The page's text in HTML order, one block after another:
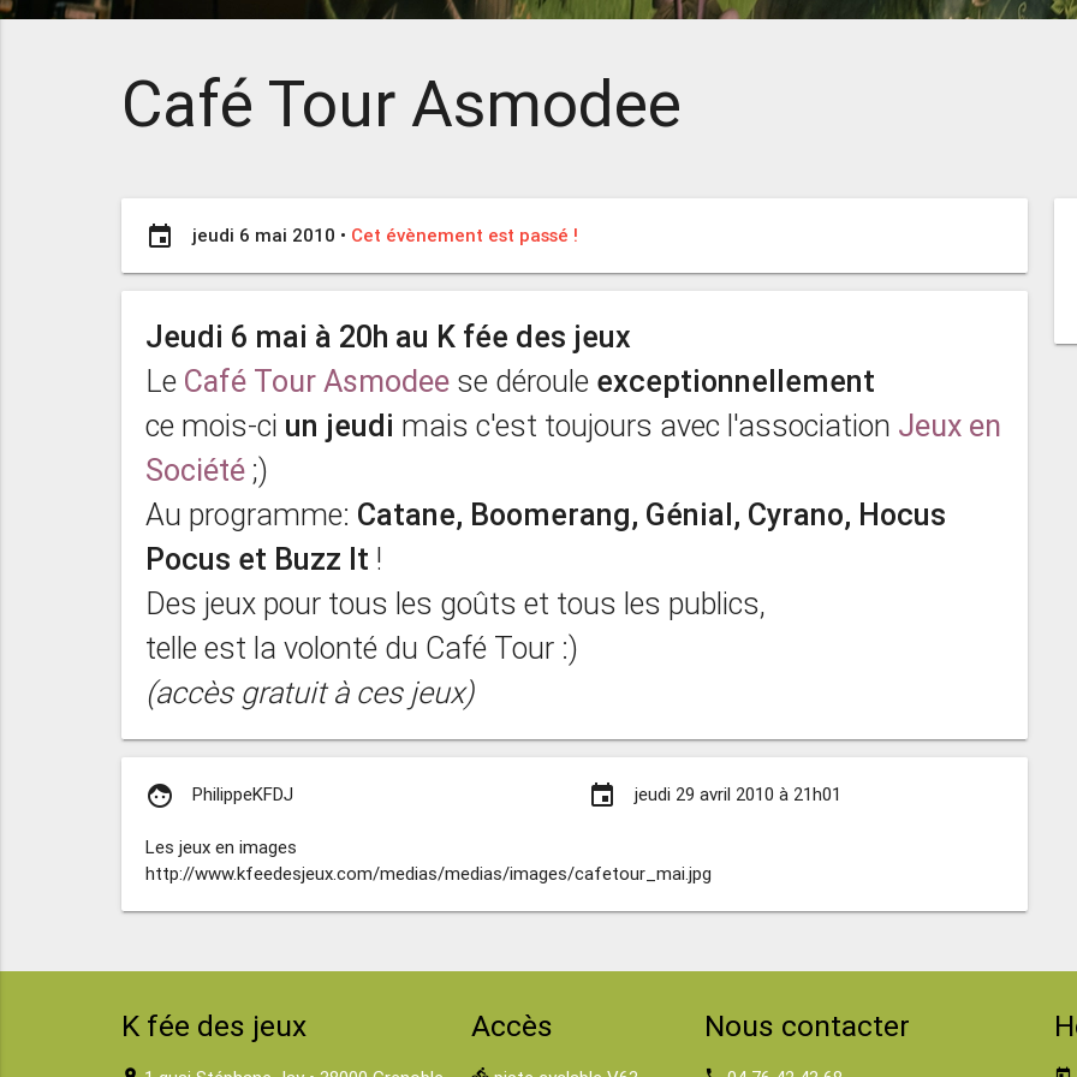
Café Tour Asmodee
event jeudi 6 mai 2010 • Cet évènement est passé !
Jeudi 6 mai à 20h au K fée des jeux
Le Café Tour Asmodeese déroule exceptionnellement
ce mois-ci un jeudi mais c'est toujours avec l'association Jeux en
Société;)
Au programme: Catane, Boomerang, Génial, Cyrano, Hocus
Pocus et Buzz It !
Des jeux pour tous les goûts et tous les publics,
telle est la volonté du Café Tour :)
(accès gratuit à ces jeux)
face PhilippeKFDJ event jeudi 29 avril 2010 à 21h01
Les jeux en images
http://www.kfeedesjeux.com/medias/medias/images/cafetour_mai.jpg
K fée des jeux Accès Nous contacter